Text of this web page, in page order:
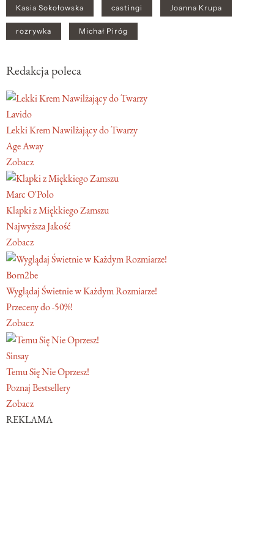
Kasia Sokołowska castingi Joanna Krupa
rozrywka Michał Piróg
Redakcja poleca
Lavido
Lekki Krem Nawilżający do Twarzy
Age Away
Zobacz
Marc O'Polo
Klapki z Miękkiego Zamszu
Najwyższa Jakość
Zobacz
Born2be
Wyglądaj Świetnie w Każdym Rozmiarze!
Przeceny do -50%!
Zobacz
Sinsay
Temu Się Nie Oprzesz!
Poznaj Bestsellery
Zobacz
REKLAMA